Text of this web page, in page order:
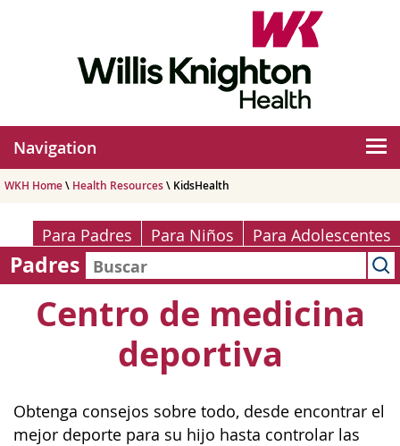
Navigation
WKH Home\ Health Resources\ KidsHealth
Para Padres Para Niños Para Adolescentes
Padres
Centro de medicina
deportiva
Obtenga consejos sobre todo, desde encontrar el
mejor deporte para su hijo hasta controlar las